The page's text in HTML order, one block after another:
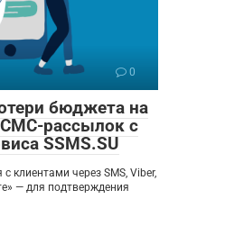
0
бюджета на
рассылок с
SSMS.SU
клиентами через SMS, Viber,
— для подтверждения